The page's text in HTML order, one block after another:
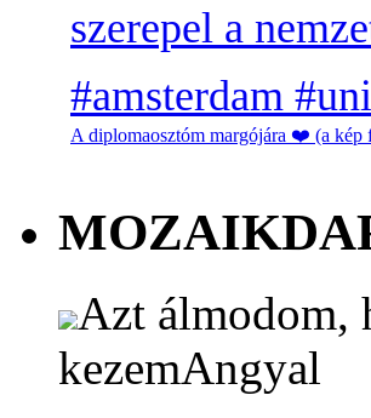
A diplomaosztóm margójára ❤️ (a kép
Azt álmodom,
kezemAngyal